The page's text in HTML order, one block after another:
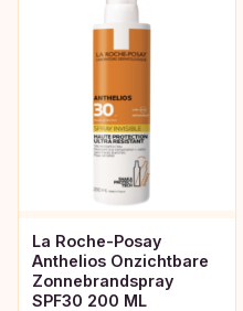
La Roche-Posay
Anthelios Onzichtbare
Zonnebrandspray
SPF30 200 ML